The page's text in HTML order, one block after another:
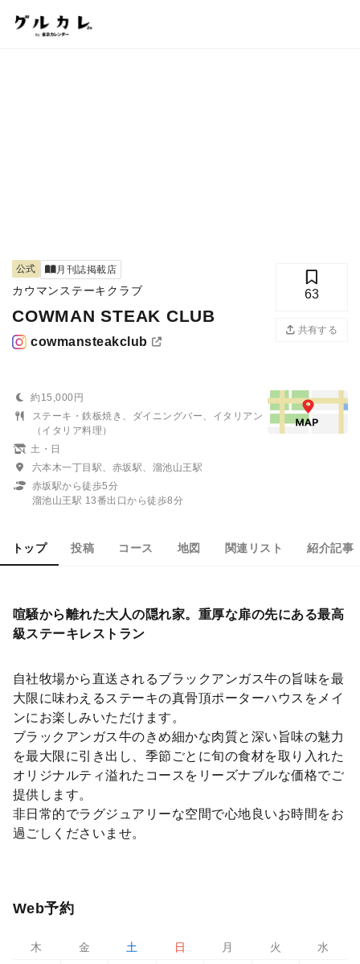
公式 月刊誌掲載店
カウマンステーキクラブ
COWMAN STEAK CLUB
cowmansteakclub
63
共有する
約15,000円
ステーキ・鉄板焼き、ダイニングバー、イタリアン
（イタリア料理）
土・日
六本木一丁目駅、赤坂駅、溜池山王駅
赤坂駅から徒歩5分
溜池山王駅 13番出口から徒歩8分
トップ 投稿 コース 地図 関連リスト 紹介記事
喧騒から離れた大人の隠れ家。重厚な扉の先にある最高
級ステーキレストラン
自社牧場から直送されるブラックアンガス牛の旨味を最
大限に味わえるステーキの真骨頂ポーターハウスをメイ
ンにお楽しみいただけます。
ブラックアンガス牛のきめ細かな肉質と深い旨味の魅力
を最大限に引き出し、季節ごとに旬の食材を取り入れた
オリジナルティ溢れたコースをリーズナブルな価格でご
提供します。
非日常的でラグジュアリーな空間で心地良いお時間をお
過ごしくださいませ。
Web予約
木 金 土 日 月 火 水